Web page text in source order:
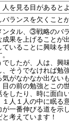
を見る目があると
バランスを欠くこと
タル、③戦略のバラ
成果を上げることが
ていることに興味を
でしたが、人は、興
、そうでなければ勉
がなかなか出ない
目の前の勉強とこの
をしたり、時に面白
１人１人の中に眠る
が一番伸びる道を示
考えています！